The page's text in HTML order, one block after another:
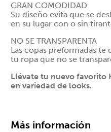
GRAN COMODIDAD
Su diseño evita que se
en su lugar con o sin
NO SE TRANSPARENTA
Las copas preformadas te
tu ropa que no se
Llévate tu nuevo favorito
en variedad de looks.
Más información